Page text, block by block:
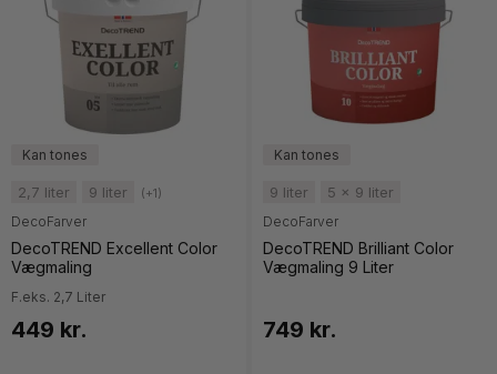
2,7 liter 9 liter (+1)
DecoFarver
DecoTREND Excellent Color
Vægmaling
F.eks. 2,7 Liter
449 kr.
9 liter 5 x 9 liter
DecoFarver
DecoTREND Brilliant Color
Vægmaling 9 Liter
749 kr.